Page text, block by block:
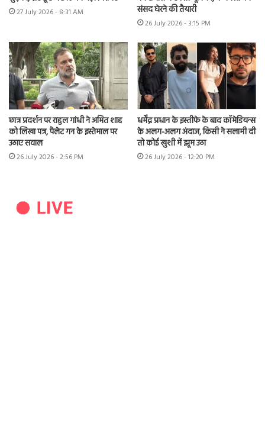
27 July 2026 - 8:31 AM
संसद घेरने की तैयारी
26 July 2026 - 3:15 PM
छात्र प्रदर्शन पर राहुल गांधी ने अमित शाह
को लिखा पत्र, पैलेट गन के इस्तेमाल पर
उठाए सवाल
26 July 2026 - 2:56 PM
धर्मेंद्र प्रधान के इस्तीफे के बाद कॉमेडियन्स
के अलग-अलग अंदाज, किसी ने सलामी दी
तो कोई खुशी में झूम उठा
26 July 2026 - 12:20 PM